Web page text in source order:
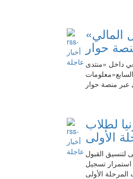
«معلومات الوزراء» يطرح موضوعين جديدين عن الشمول المالي
حوار
داخل «منتدى
عبر منصة حوار
لطلاب
الأولى
لتنسيق القبول
للعام الجامعي 2026/2027. المصدر:اليوم السابعتنسيق الجامعات 2026.. استمرار تسجيل
المرحلة الأولى